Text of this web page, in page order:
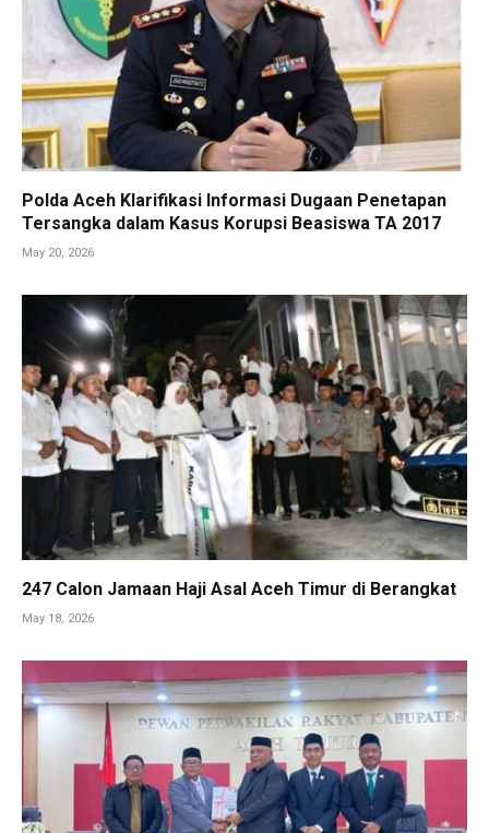
Polda Aceh Klarifikasi Informasi Dugaan Penetapan
Tersangka dalam Kasus Korupsi Beasiswa TA 2017
May 20, 2026
247 Calon Jamaan Haji Asal Aceh Timur di Berangkat
May 18, 2026